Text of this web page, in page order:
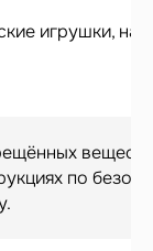
игрушки,
по